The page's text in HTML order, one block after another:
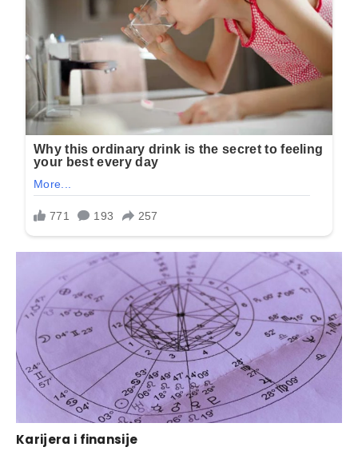
Karijera i finansije